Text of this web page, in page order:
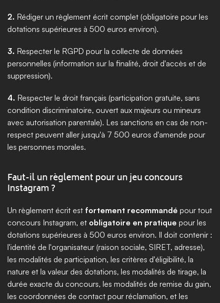
2. Rédiger un règlement écrit complet (obligatoire pour les
dotations supérieures à 500 euros environ).
3. Respecter le RGPD pour la collecte de données
personnelles (information sur la finalité, droit d'accès et de
suppression).
4. Respecter le droit français (participation gratuite, sans
condition discriminatoire, ouvert aux majeurs ou mineurs
avec autorisation parentale). Les sanctions en cas de non-
respect peuvent aller jusqu'à 7 500 euros d'amende pour
les personnes morales.
Faut-il un règlement pour un jeu concours
Instagram ?
Un règlement écrit est fortement recommandé pour tout
concours Instagram, et obligatoire en pratique pour les
dotations supérieures à 500 euros environ. Il doit contenir :
l'identité de l'organisateur (raison sociale, SIRET, adresse),
les modalités de participation, les critères d'éligibilité, la
nature et la valeur des dotations, les modalités de tirage, la
durée exacte du concours, les modalités de remise du gain,
les coordonnées de contact pour réclamation, et les